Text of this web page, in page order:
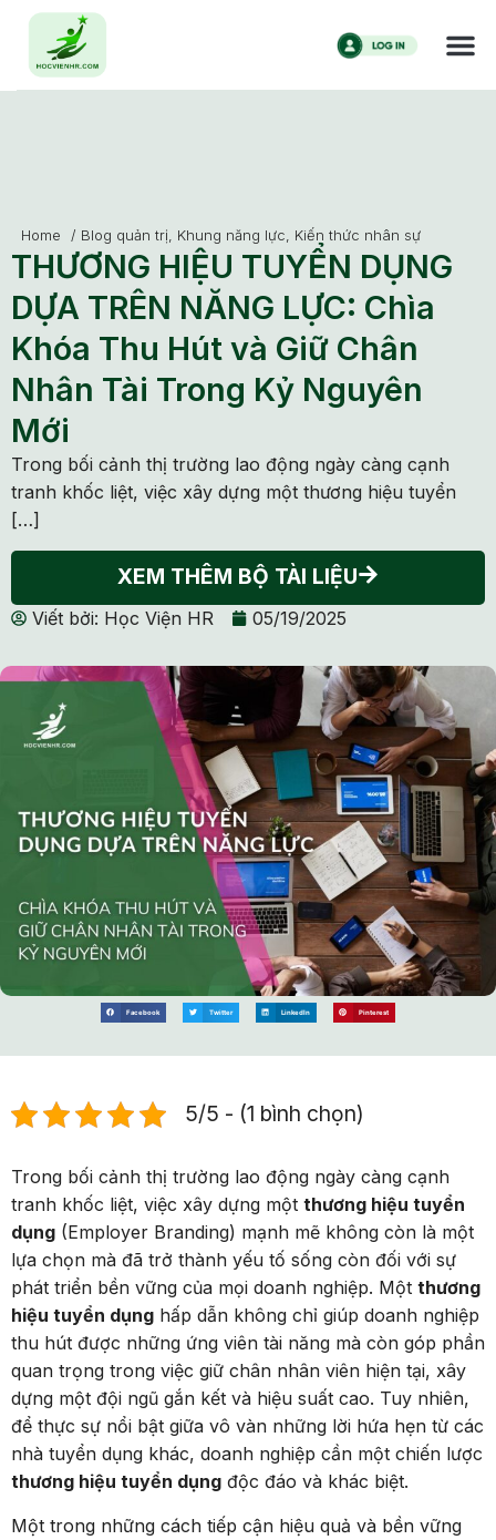
Home / Blog quản trị, Khung năng lực, Kiến thức nhân sự
THƯƠNG HIỆU TUYỂN DỤNG
DỰA TRÊN NĂNG LỰC: Chìa
Khóa Thu Hút và Giữ Chân
Nhân Tài Trong Kỷ Nguyên
Mới
Trong bối cảnh thị trường lao động ngày càng cạnh
tranh khốc liệt, việc xây dựng một thương hiệu tuyển
[…]
XEM THÊM BỘ TÀI LIỆU
Viết bởi: Học Viện HR 05/19/2025
Facebook Twitter LinkedIn Pinterest
5/5 - (1 bình chọn)
Trong bối cảnh thị trường lao động ngày càng cạnh
tranh khốc liệt, việc xây dựng một thương hiệu tuyển
dụng (Employer Branding) mạnh mẽ không còn là một
lựa chọn mà đã trở thành yếu tố sống còn đối với sự
phát triển bền vững của mọi doanh nghiệp. Một thương
hiệu tuyển dụng hấp dẫn không chỉ giúp doanh nghiệp
thu hút được những ứng viên tài năng mà còn góp phần
quan trọng trong việc giữ chân nhân viên hiện tại, xây
dựng một đội ngũ gắn kết và hiệu suất cao. Tuy nhiên,
để thực sự nổi bật giữa vô vàn những lời hứa hẹn từ các
nhà tuyển dụng khác, doanh nghiệp cần một chiến lược
thương hiệu tuyển dụng độc đáo và khác biệt.
Một trong những cách tiếp cận hiệu quả và bền vững